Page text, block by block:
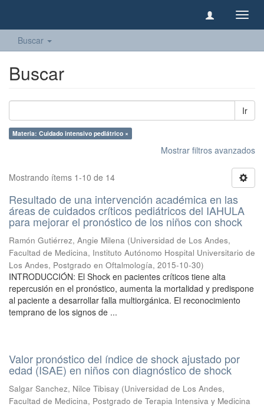
Buscar
Buscar
Ir
Materia: Cuidado intensivo pediátrico ×
Mostrar filtros avanzados
Mostrando ítems 1-10 de 14
Resultado de una intervención académica en las
áreas de cuidados críticos pediátricos del IAHULA
para mejorar el pronóstico de los niños con shock
Ramón Gutiérrez, Angie Milena (Universidad de Los Andes,
Facultad de Medicina, Instituto Autónomo Hospital Universitario de
Los Andes, Postgrado en Oftalmología, 2015-10-30)
INTRODUCCIÓN: El Shock en pacientes críticos tiene alta
repercusión en el pronóstico, aumenta la mortalidad y predispone
al paciente a desarrollar falla multiorgánica. El reconocimiento
temprano de los signos de ...
Valor pronóstico del índice de shock ajustado por
edad (ISAE) en niños con diagnóstico de shock
Salgar Sanchez, Nilce Tibisay (Universidad de Los Andes,
Facultad de Medicina, Postgrado de Terapia Intensiva y Medicina